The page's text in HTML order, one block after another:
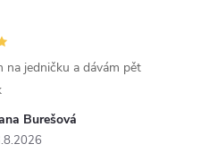
Burešová
na jedničku a dávám pět